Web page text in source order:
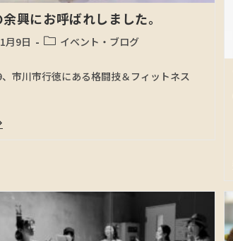
興にお呼ばれしました。
月9日 イベント・ブログ
市川市行徳にある格闘技＆フィットネス